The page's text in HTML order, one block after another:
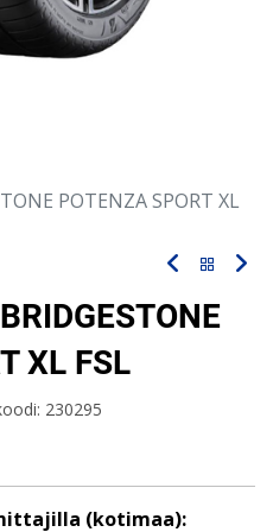
POTENZA SPORT XL
XL FSL
230295
(kotimaa):